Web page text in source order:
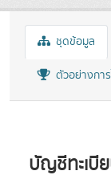
ชุดข้อมูล
ตัวอย่างกา
บัญชีทะเบี